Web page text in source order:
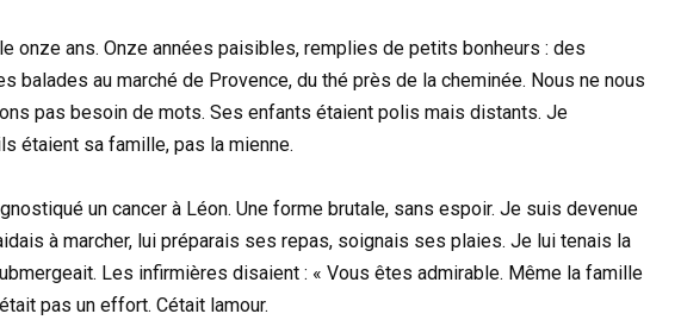
onze ans. Onze années paisibles, remplies de petits bonheurs : des
balades au marché de Provence, du thé près de la cheminée. Nous ne nous
pas besoin de mots. Ses enfants étaient polis mais distants. Je
étaient sa famille, pas la mienne.
un cancer à Léon. Une forme brutale, sans espoir. Je suis devenue
à marcher, lui préparais ses repas, soignais ses plaies. Je lui tenais la
Les infirmières disaient : « Vous êtes admirable. Même la famille
pas un effort. Cétait lamour.